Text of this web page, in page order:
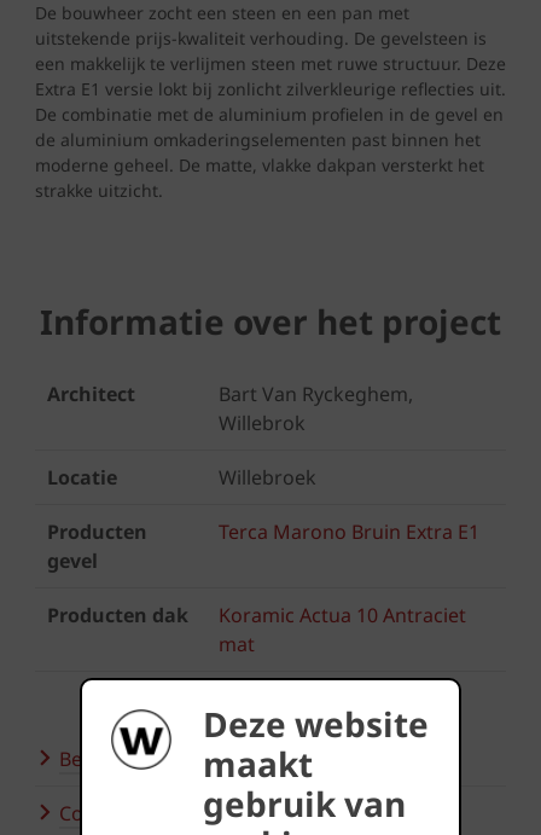
Deze website
maakt
gebruik van
De bouwheer zocht een steen en een pan met
uitstekende prijs-kwaliteit verhouding. De gevelsteen is
een makkelijk te verlijmen steen met ruwe structuur. Deze
Extra E1 versie lokt bij zonlicht zilverkleurige reflecties uit.
De combinatie met de aluminium profielen in de gevel en
de aluminium omkaderingselementen past binnen het
moderne geheel. De matte, vlakke dakpan versterkt het
strakke uitzicht.
Informatie over het project
Architect
Bart Van Ryckeghem,
Willebrok
Locatie Willebroek
Producten
gevel
Terca Marono Bruin Extra E1
Producten dak
Koramic Actua 10 Antraciet
mat
Bezoek onze showroom
Contacteer ons